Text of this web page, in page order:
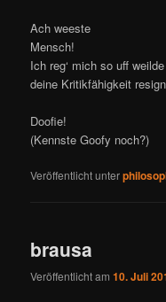
Ach weeste
Mensch!
Ich reg‘ mich so uff
deine Kritikfähigkeit
Doofie!
(Kennste Goofy noch?)
Veröffentlicht unter
brausa
Veröffentlicht am10. Juli